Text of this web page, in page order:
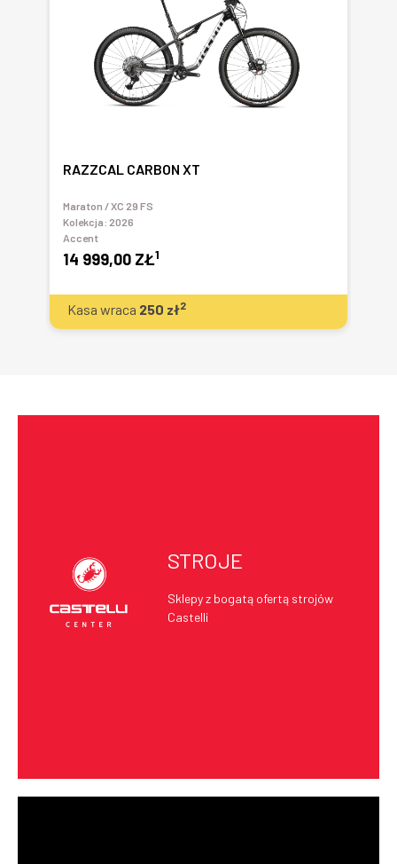
RAZZCAL CARBON XT
Maraton / XC 29 FS
Kolekcja: 2026
Accent
14 999,00 ZŁ1
Kasa wraca 250 zł2
STROJE
Sklepy z bogatą ofertą strojów
Castelli